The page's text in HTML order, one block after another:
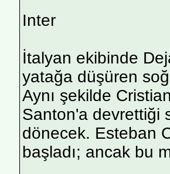
Inter
İtalyan ekibinde
yatağa düşüren
Aynı şekilde
Santon'a devrettiği
dönecek. Esteban
başladı; ancak bu